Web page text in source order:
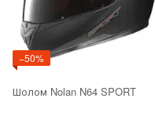
−50%
Шолом Nolan N64 SPORT